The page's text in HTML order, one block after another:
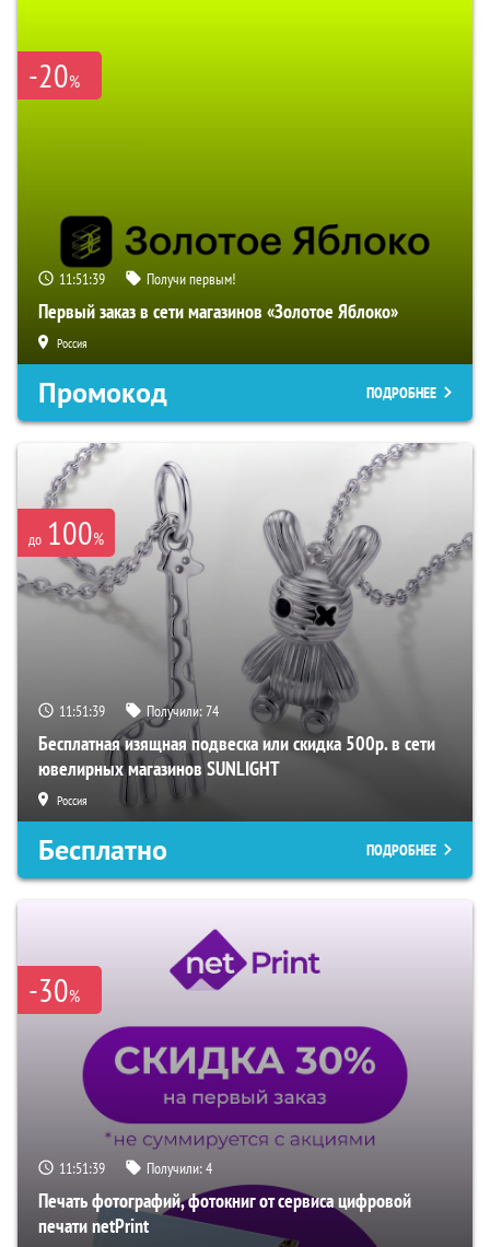
-20%
11:51:38 Получи первым!
Первый заказ в сети магазинов «Золотое Яблоко»
Россия
Промокод ПОДРОБНЕЕ
до 100%
11:51:38 Получили:74
Бесплатная изящная подвеска или скидка 500р. в сети
ювелирных магазинов SUNLIGHT
Россия
Бесплатно ПОДРОБНЕЕ
-30%
11:51:38 Получили:4
Печать фотографий, фотокниг от сервиса цифровой
печати netPrint